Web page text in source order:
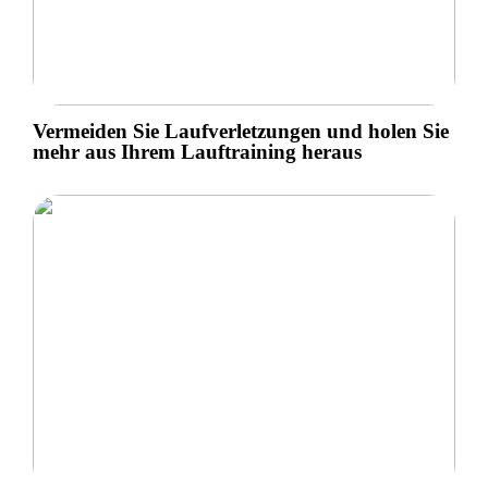
Vermeiden Sie Laufverletzungen und holen Sie
mehr aus Ihrem Lauftraining heraus